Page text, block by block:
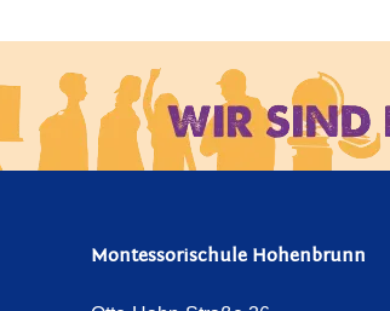
Montessorischule Hohenbrunn